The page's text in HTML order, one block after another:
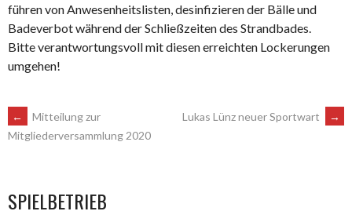
führen von Anwesenheitslisten, desinfizieren der Bälle und
Badeverbot während der Schließzeiten des Strandbades.
Bitte verantwortungsvoll mit diesen erreichten Lockerungen
umgehen!
ARTIKEL-
←
Mitteilung zur
Mitgliederversammlung 2020
Lukas Lünz neuer Sportwart →
SPIELBETRIEB